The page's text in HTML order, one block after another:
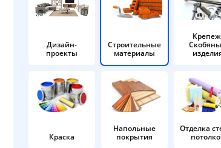
Дизайн-
проекты
Строительные
материалы
Краска
Напольные
покрытия
Отделка